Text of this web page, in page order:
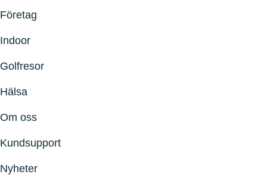
Företag
Indoor
Golfresor
Hälsa
Om oss
Kundsupport
Nyheter